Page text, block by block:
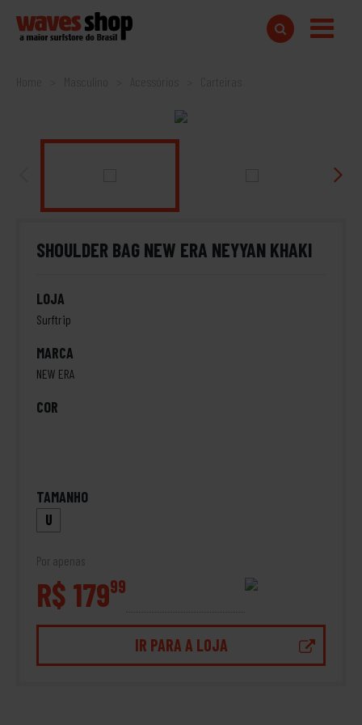
Home
SHOULDER BAG NEW ERA NEYYAN KHAKI
LOJA
Surftrip
MARCA
NEW ERA
COR
TAMANHO
U
Por apenas
R$ 17999
IR PARA A LOJA